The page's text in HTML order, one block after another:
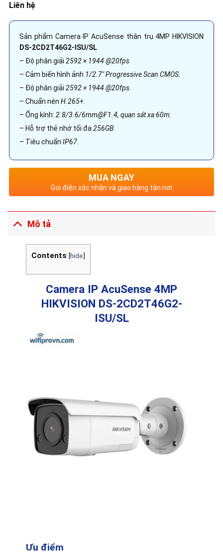
Liên hệ
Sản phẩm Camera IP AcuSense thân trụ 4MP HIKVISION
DS-2CD2T46G2-ISU/SL
– Độ phân giải 2592 × 1944 @20fps
– Cảm biến hình ảnh 1/2.7″ Progressive Scan CMOS.
– Độ phân giải 2592 × 1944 @20fps.
– Chuẩn nén H.265+.
– Ống kính: 2.8/3.6/6mm@F1.4, quan sát xa 60m.
– Hỗ trợ thẻ nhớ tối đa 256GB
– Tiêu chuẩn IP67
MUA NGAY
Gọi điện xác nhận và giao hàng tận nơi
Mô tả
Contents [hide]
Camera IP AcuSense 4MP
HIKVISION DS-2CD2T46G2-
ISU/SL
Ưu điểm